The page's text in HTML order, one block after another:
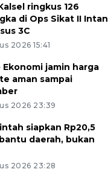
ringkus 126
di Ops Sikat II Intan
3C
2026 15:41
Ekonomi jamin harga
aman sampai
2026 23:39
siapkan Rp20,5
daerah, bukan
2026 23:28